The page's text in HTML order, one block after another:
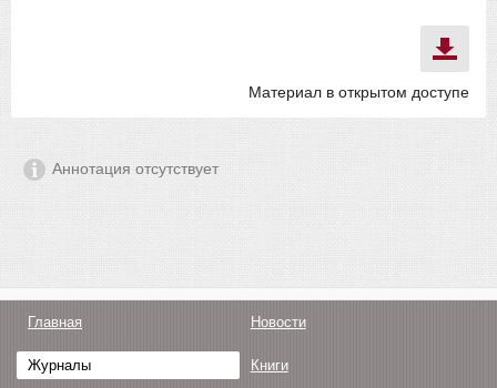
Материал в открытом доступе
Аннотация отсутствует
Главная Новости
Журналы Книги